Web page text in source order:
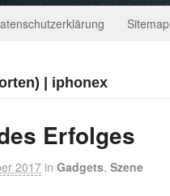
Sitemap
| iphonex
Erfolges
2017 in Gadgets, Szene